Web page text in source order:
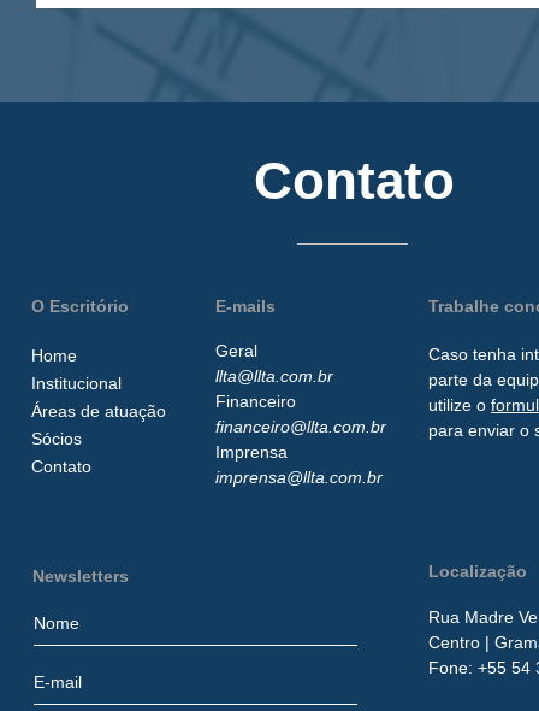
Contato
O Escritório
Home
Institucional
Áreas de atuação
Sócios
Contato
E-mails
Geral
llta@llta.com.br
Financeiro
financeiro@llta.com.br
Imprensa
imprensa@llta.com.br
Trabalhe
Caso tenha
parte da
utilize o
para enviar o
Newsletters Localização
Rua Madre
Centro |
​Fone: +55 54